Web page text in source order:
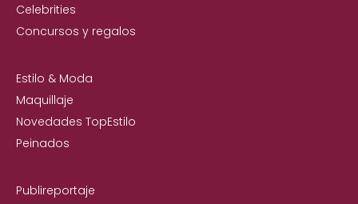
Celebrities
Concursos y regalos
Estilo & Moda
Maquillaje
Novedades TopEstilo
Peinados
Publireportaje